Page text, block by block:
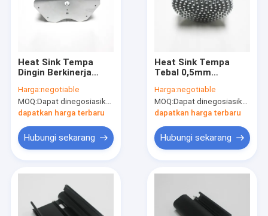
Produk
Heat Sink Tempa
Dingin Berkinerja
Led Pendingin
Permukaan Anodizing
Harga:negotiable
MOQ:Dapat dinegosiasikan
dapatkan harga terbaru
Hubungi sekarang
Heat Sink Tempa
Tebal 0,5mm
Pembuangan Panas
Dengan Cetakan
Yang Ada
Harga:negotiable
MOQ:Dapat dinegosiasikan
dapatkan harga terbaru
Hubungi sekarang